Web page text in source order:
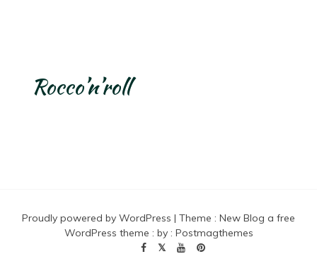
Rocco’n’roll
Proudly powered by WordPress | Theme : New Blog a free
WordPress theme : by : Postmagthemes